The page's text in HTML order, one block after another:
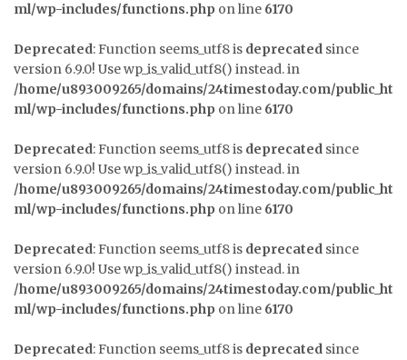
ml/wp-includes/functions.php on line 6170
Deprecated: Function seems_utf8 is deprecated since
version 6.9.0! Use wp_is_valid_utf8() instead. in
/home/u893009265/domains/24timestoday.com/public_ht
ml/wp-includes/functions.php on line 6170
Deprecated: Function seems_utf8 is deprecated since
version 6.9.0! Use wp_is_valid_utf8() instead. in
/home/u893009265/domains/24timestoday.com/public_ht
ml/wp-includes/functions.php on line 6170
Deprecated: Function seems_utf8 is deprecated since
version 6.9.0! Use wp_is_valid_utf8() instead. in
/home/u893009265/domains/24timestoday.com/public_ht
ml/wp-includes/functions.php on line 6170
Deprecated: Function seems_utf8 is deprecated since